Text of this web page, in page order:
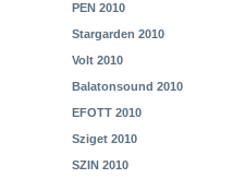
PEN 2010
Stargarden 2010
Volt 2010
Balatonsound 2010
EFOTT 2010
Sziget 2010
SZIN 2010